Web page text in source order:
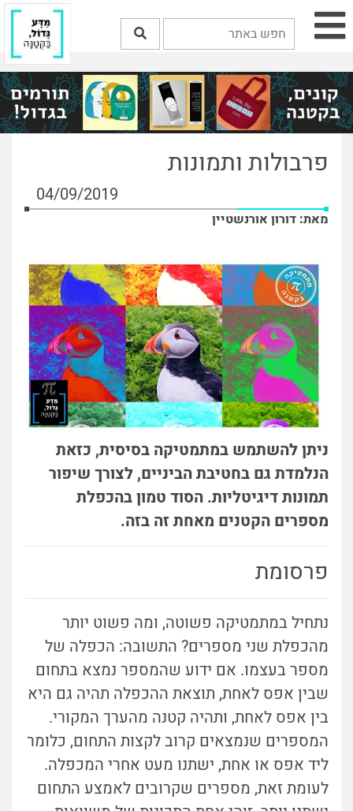
פרבולות ותמונות
04/09/2019
מאת: דורון אורנשטיין
ניתן להשתמש במתמטיקה בסיסית, כזאת
הנלמדת גם בחטיבת הביניים, לצורך שיפור
תמונות דיגיטליות. הסוד טמון בהכפלת
מספרים הקטנים מאחת זה בזה.
פרסומת
נתחיל במתמטיקה פשוטה, ומה פשוט יותר
מהכפלת שני מספרים? התשובה: הכפלה של
מספר בעצמו. אם ידוע שהמספר נמצא בתחום
שבין אפס לאחת, תוצאת ההכפלה תהיה גם היא
בין אפס לאחת, ותהיה קטנה מהערך המקורי.
המספרים שנמצאים קרוב לקצות התחום, כלומר
ליד אפס או אחת, ישתנו מעט אחרי המכפלה.
לעומת זאת, מספרים שקרובים לאמצע התחום